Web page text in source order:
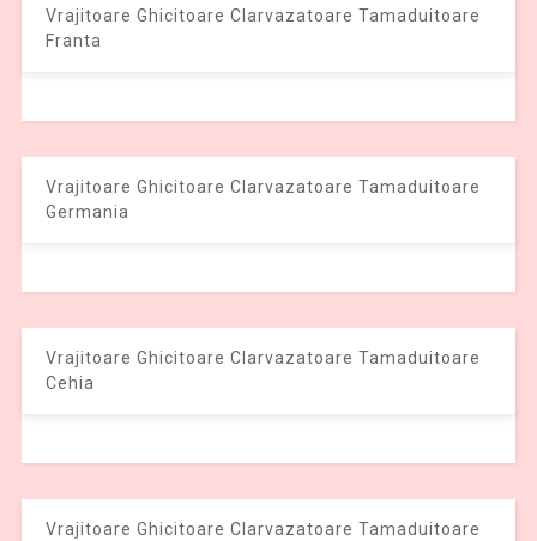
Vrajitoare Ghicitoare Clarvazatoare Tamaduitoare
Franta
Vrajitoare Ghicitoare Clarvazatoare Tamaduitoare
Germania
Vrajitoare Ghicitoare Clarvazatoare Tamaduitoare
Cehia
Vrajitoare Ghicitoare Clarvazatoare Tamaduitoare